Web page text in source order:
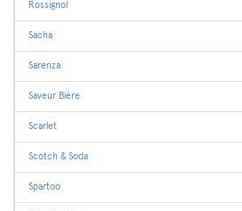
Rossignol
Sacha
Sarenza
Saveur Bière
Scarlet
Scotch & Soda
Spartoo